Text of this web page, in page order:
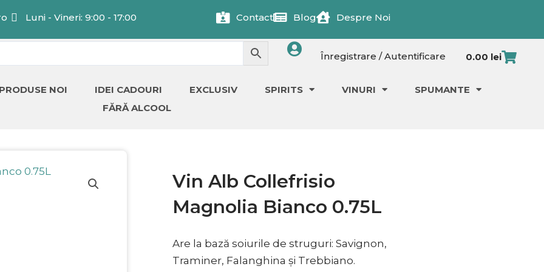
Luni - Vineri: 9:00 - 17:00 Contact Blog Despre Noi
Înregistrare / Autentificare 0.00 leiCart
PRODUSE NOI IDEI CADOURI EXCLUSIV SPIRITS VINURI
SPUMANTE
FĂRĂ ALCOOL
Vin Alb Collefrisio
Magnolia Bianco 0.75L
Are la bază soiurile de struguri: Savignon,
Traminer, Falanghina și Trebbiano.